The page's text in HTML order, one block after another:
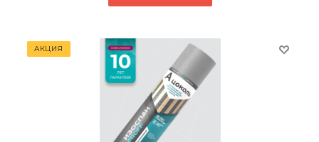
АКЦИЯ